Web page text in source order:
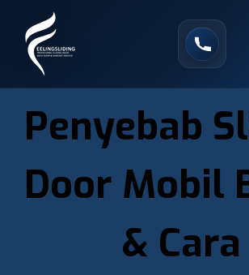
Penyebab
Door Mobil
& Cara